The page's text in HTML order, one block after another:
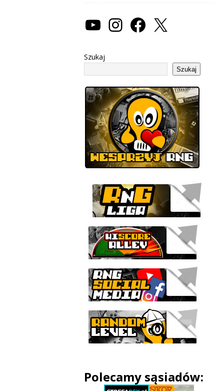
Szukaj
Szukaj
Polecamy sąsiadów: